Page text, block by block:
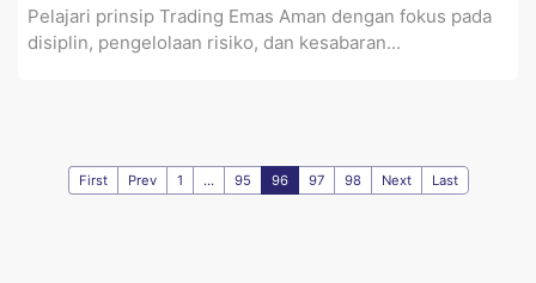
Pelajari prinsip Trading Emas Aman dengan fokus pada
disiplin, pengelolaan risiko, dan kesabaran...
First Prev 1 ... 95 96 97 98 Next Last